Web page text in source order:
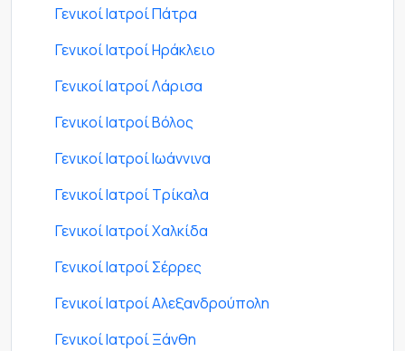
Γενικοί Ιατροί Πάτρα
Γενικοί Ιατροί Ηράκλειο
Γενικοί Ιατροί Λάρισα
Γενικοί Ιατροί Βόλος
Γενικοί Ιατροί Ιωάννινα
Γενικοί Ιατροί Τρίκαλα
Γενικοί Ιατροί Χαλκίδα
Γενικοί Ιατροί Σέρρες
Γενικοί Ιατροί Αλεξανδρούπολη
Γενικοί Ιατροί Ξάνθη